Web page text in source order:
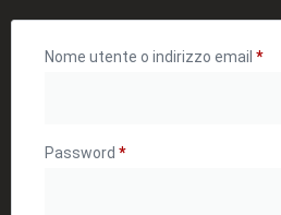
Nome utente o indirizzo email *
Password *